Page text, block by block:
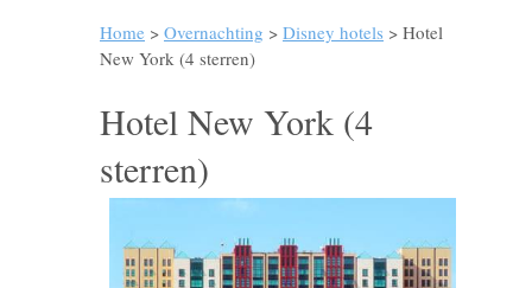
Home > Overnachting > Disney hotels > Hotel
New York (4 sterren)
Hotel New York (4
sterren)